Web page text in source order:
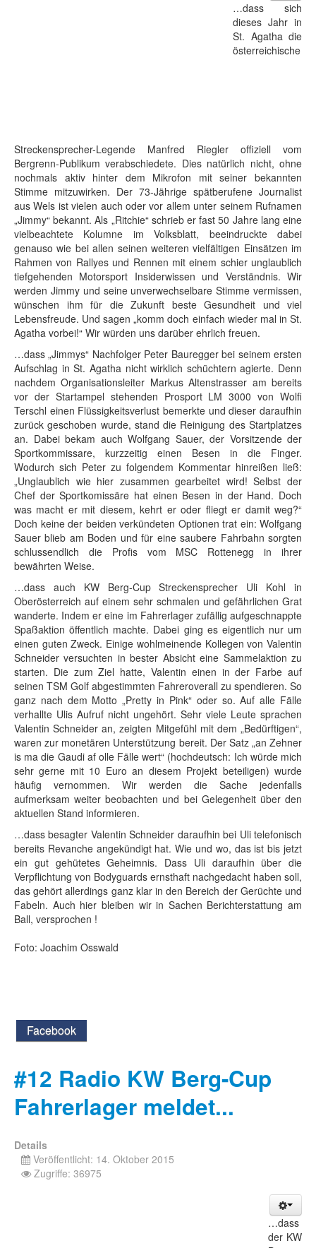
…dass sich
dieses Jahr in
St. Agatha die
österreichische
Streckensprecher-Legende Manfred Riegler offiziell vom
Bergrenn-Publikum verabschiedete. Dies natürlich nicht, ohne
nochmals aktiv hinter dem Mikrofon mit seiner bekannten
Stimme mitzuwirken. Der 73-Jährige spätberufene Journalist
aus Wels ist vielen auch oder vor allem unter seinem Rufnamen
„Jimmy“ bekannt. Als „Ritchie“ schrieb er fast 50 Jahre lang eine
vielbeachtete Kolumne im Volksblatt, beeindruckte dabei
genauso wie bei allen seinen weiteren vielfältigen Einsätzen im
Rahmen von Rallyes und Rennen mit einem schier unglaublich
tiefgehenden Motorsport Insiderwissen und Verständnis. Wir
werden Jimmy und seine unverwechselbare Stimme vermissen,
wünschen ihm für die Zukunft beste Gesundheit und viel
Lebensfreude. Und sagen „komm doch einfach wieder mal in St.
Agatha vorbei!“ Wir würden uns darüber ehrlich freuen.
…dass „Jimmys“ Nachfolger Peter Bauregger bei seinem ersten
Aufschlag in St. Agatha nicht wirklich schüchtern agierte. Denn
nachdem Organisationsleiter Markus Altenstrasser am bereits
vor der Startampel stehenden Prosport LM 3000 von Wolfi
Terschl einen Flüssigkeitsverlust bemerkte und dieser daraufhin
zurück geschoben wurde, stand die Reinigung des Startplatzes
an. Dabei bekam auch Wolfgang Sauer, der Vorsitzende der
Sportkommissare, kurzzeitig einen Besen in die Finger.
Wodurch sich Peter zu folgendem Kommentar hinreißen ließ:
„Unglaublich wie hier zusammen gearbeitet wird! Selbst der
Chef der Sportkomissäre hat einen Besen in der Hand. Doch
was macht er mit diesem, kehrt er oder fliegt er damit weg?“
Doch keine der beiden verkündeten Optionen trat ein: Wolfgang
Sauer blieb am Boden und für eine saubere Fahrbahn sorgten
schlussendlich die Profis vom MSC Rottenegg in ihrer
bewährten Weise.
…dass auch KW Berg-Cup Streckensprecher Uli Kohl in
Oberösterreich auf einem sehr schmalen und gefährlichen Grat
wanderte. Indem er eine im Fahrerlager zufällig aufgeschnappte
Spaßaktion öffentlich machte. Dabei ging es eigentlich nur um
einen guten Zweck. Einige wohlmeinende Kollegen von Valentin
Schneider versuchten in bester Absicht eine Sammelaktion zu
starten. Die zum Ziel hatte, Valentin einen in der Farbe auf
seinen TSM Golf abgestimmten Fahreroverall zu spendieren. So
ganz nach dem Motto „Pretty in Pink“ oder so. Auf alle Fälle
verhallte Ulis Aufruf nicht ungehört. Sehr viele Leute sprachen
Valentin Schneider an, zeigten Mitgefühl mit dem „Bedürftigen“,
waren zur monetären Unterstützung bereit. Der Satz „an Zehner
is ma die Gaudi af olle Fälle wert“ (hochdeutsch: Ich würde mich
sehr gerne mit 10 Euro an diesem Projekt beteiligen) wurde
häufig vernommen. Wir werden die Sache jedenfalls
aufmerksam weiter beobachten und bei Gelegenheit über den
aktuellen Stand informieren.
…dass besagter Valentin Schneider daraufhin bei Uli telefonisch
bereits Revanche angekündigt hat. Wie und wo, das ist bis jetzt
ein gut gehütetes Geheimnis. Dass Uli daraufhin über die
Verpflichtung von Bodyguards ernsthaft nachgedacht haben soll,
das gehört allerdings ganz klar in den Bereich der Gerüchte und
Fabeln. Auch hier bleiben wir in Sachen Berichterstattung am
Ball, versprochen !
Foto: Joachim Osswald
Facebook
#12 Radio KW Berg-Cup
Fahrerlager meldet...
Details
Veröffentlicht: 14. Oktober 2015
Zugriffe: 36975
…dass
der KW